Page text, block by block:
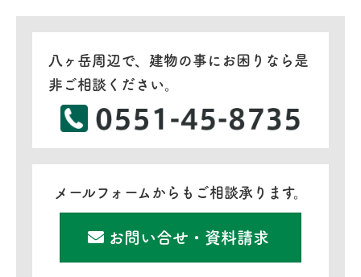
八ヶ岳周辺で、建物の事にお困りなら是
非ご相談ください。
メールフォームからもご相談承ります。
お問い合せ・資料請求